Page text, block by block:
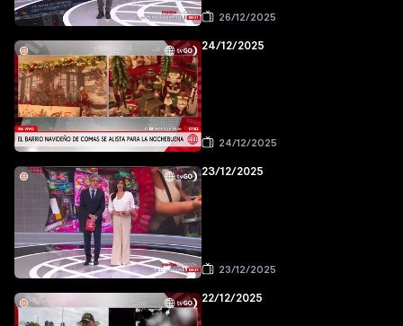
26/12/2025
24/12/2025
24/12/2025
23/12/2025
23/12/2025
22/12/2025